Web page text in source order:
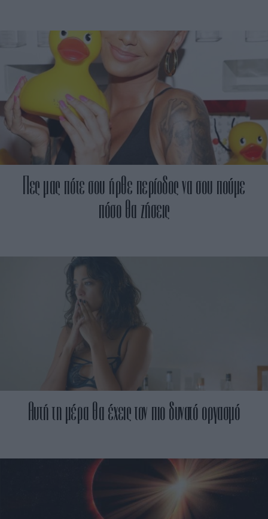
Πες μας πότε σου ήρθε περίοδος να σου πούμε
πόσο θα ζήσεις
Αυτή τη μέρα θα έχεις τον πιο δυνατό οργασμό